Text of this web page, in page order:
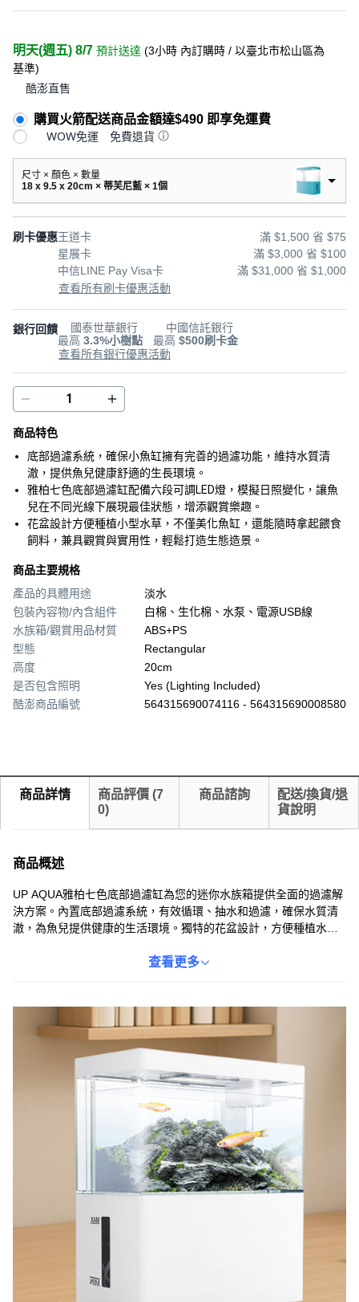
明天(週五) 8/7 預計送達 (3小時 內訂購時 / 以臺北市松山區為
基準)
酷澎直售
購買火箭配送商品金額達$490 即享免運費
WOW免運 免費退貨
尺寸 × 顏色 × 數量
18 x 9.5 x 20cm × 蒂芙尼藍 × 1個
刷卡優惠王道卡
滿 $1,500 省 $75
星展卡
滿 $3,000 省 $100
中信LINE Pay Visa卡
滿 $31,000 省 $1,000
查看所有刷卡優惠活動
銀行回饋
國泰世華銀行
最高 3.3%小樹點
中國信託銀行
最高 $500刷卡金
查看所有銀行優惠活動
商品特色
底部過濾系統，確保小魚缸擁有完善的過濾功能，維持水質清
澈，提供魚兒健康舒適的生長環境。
雅柏七色底部過濾缸配備六段可調LED燈，模擬日照變化，讓魚
兒在不同光線下展現最佳狀態，增添觀賞樂趣。
花盆設計方便種植小型水草，不僅美化魚缸，還能隨時拿起餵食
飼料，兼具觀賞與實用性，輕鬆打造生態造景。
商品主要規格
產品的具體用途
淡水
包裝內容物/內含組件
白棉、生化棉、水泵、電源USB線
水族箱/觀賞用品材質
ABS+PS
型態
Rectangular
高度
20cm
是否包含照明
Yes (Lighting Included)
酷澎商品編號
564315690074116 - 564315690008580
商品詳情 商品評價 (7
0)
商品諮詢
配送/換貨/退
貨說明
商品概述
UP AQUA雅柏七色底部過濾缸為您的迷你水族箱提供全面的過濾解
決方案。內置底部過濾系統，有效循環、抽水和過濾，確保水質清
澈，為魚兒提供健康的生活環境。獨特的花盆設計，方便種植水
燈，模擬自然光照，讓您的魚兒在舒適的環境中成長。七種顏色可
查看更多